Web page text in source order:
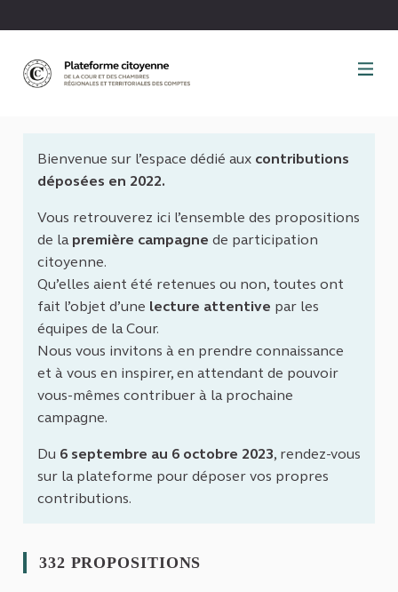
Bienvenue sur l’espace dédié aux contributions
déposées en 2022.
Vous retrouverez ici l’ensemble des propositions
de la première campagne de participation
citoyenne.
Qu’elles aient été retenues ou non, toutes ont
fait l’objet d’une lecture attentive par les
équipes de la Cour.
Nous vous invitons à en prendre connaissance
et à vous en inspirer, en attendant de pouvoir
vous-mêmes contribuer à la prochaine
campagne.
Du 6 septembre au 6 octobre 2023, rendez-vous
sur la plateforme pour déposer vos propres
contributions.
332 PROPOSITIONS